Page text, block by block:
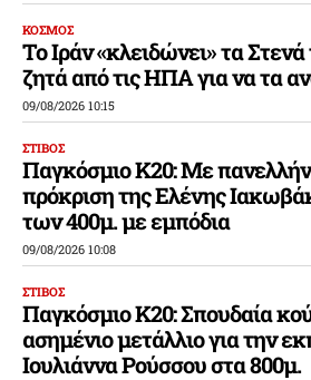
ΚΟΣΜΟΣ
Το Ιράν «κλειδώνει» τα
ζητά από τις ΗΠΑ για να τα
09/08/2026 10:15
ΣΤΙΒΟΣ
Παγκόσμιο Κ20: Με
πρόκριση της Ελένης
των 400μ. με εμπόδια
09/08/2026 10:08
ΣΤΙΒΟΣ
Παγκόσμιο Κ20: Σπουδαία
ασημένιο μετάλλιο για την
Ιουλιάννα Ρούσσου στα 800μ.